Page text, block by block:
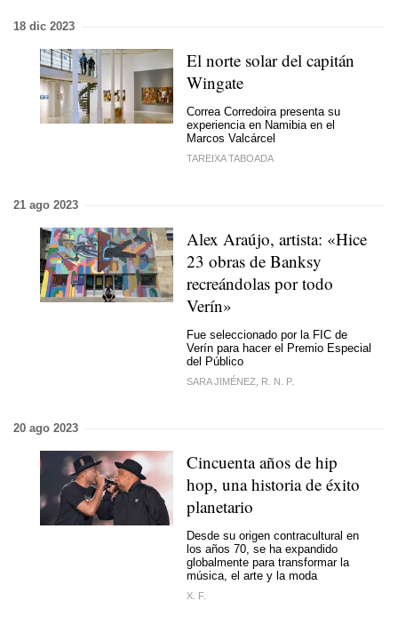
18 dic 2023
El norte solar del capitán
Wingate
Correa Corredoira presenta su
experiencia en Namibia en el
Marcos Valcárcel
TAREIXA TABOADA
21 ago 2023
Alex Araújo, artista: «Hice
23 obras de Banksy
recreándolas por todo
Verín»
Fue seleccionado por la FIC de
Verín para hacer el Premio Especial
del Público
SARA JIMÉNEZ, R. N. P.
20 ago 2023
Cincuenta años de hip
hop, una historia de éxito
planetario
Desde su origen contracultural en
los años 70, se ha expandido
globalmente para transformar la
música, el arte y la moda
X. F.